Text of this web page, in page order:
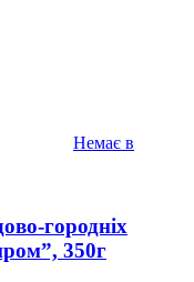
Немає в
городніх
350г